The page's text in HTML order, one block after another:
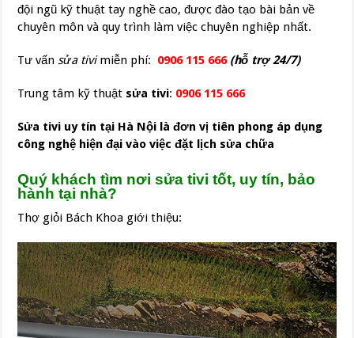
đội ngũ kỹ thuật tay nghề cao, được đào tạo bài bản về
chuyên môn và quy trình làm việc chuyên nghiệp nhất.
Tư vấnsửa tivimiễn phí: 0906 115 666(hỗ trợ 24/7)
Trung tâm kỹ thuật sửa tivi: 0906 115 666
Sửa tivi uy tín tại Hà Nội là đơn vị tiên phong áp dụng
công nghệ hiện đại vào việc đặt lịch sửa chữa
Quý khách tìm nơi sửa tivi tốt, uy tín, bảo
hành tại nhà?
Thợ giỏi Bách Khoa giới thiệu: